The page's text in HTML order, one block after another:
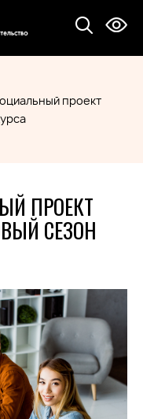
проект
ПРОЕКТ
СЕЗОН